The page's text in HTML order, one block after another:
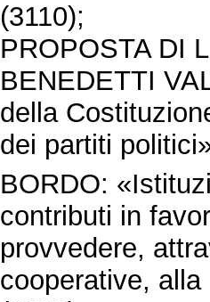
(3110);
PROPOSTA DI
BENEDETTI
della
dei partiti
BORDO:
contributi in
provvedere,
cooperative,